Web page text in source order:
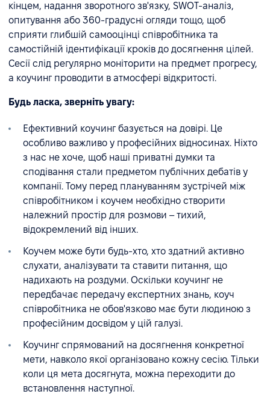
кінцем, надання зворотного зв'язку, SWOT-аналіз,
опитування або 360-градусні огляди тощо, щоб
сприяти глибшій самооцінці співробітника та
самостійній ідентифікації кроків до досягнення цілей.
Сесії слід регулярно моніторити на предмет прогресу,
а коучинг проводити в атмосфері відкритості.
Будь ласка, зверніть увагу:
Ефективний коучинг базується на довірі. Це
особливо важливо у професійних відносинах. Ніхто
з нас не хоче, щоб наші приватні думки та
сподівання стали предметом публічних дебатів у
компанії. Тому перед плануванням зустрічей між
співробітником і коучем необхідно створити
належний простір для розмови – тихий,
відокремлений від інших.
Коучем може бути будь-хто, хто здатний активно
слухати, аналізувати та ставити питання, що
надихають на роздуми. Оскільки коучинг не
передбачає передачу експертних знань, коуч
співробітника не обов'язково має бути людиною з
професійним досвідом у цій галузі.
Коучинг спрямований на досягнення конкретної
мети, навколо якої організовано кожну сесію. Тільки
коли ця мета досягнута, можна переходити до
встановлення наступної.